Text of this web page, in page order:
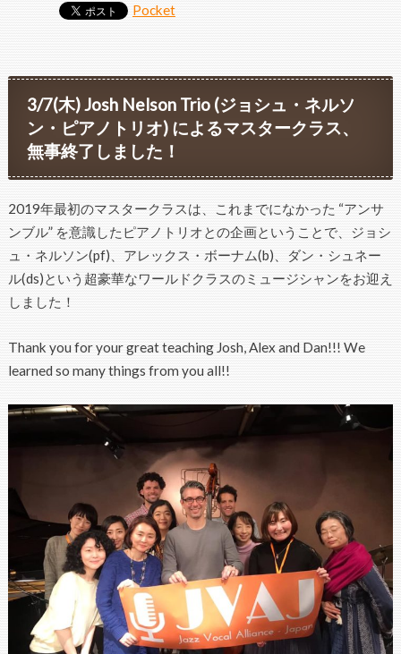
Pocket
3/7(木) Josh Nelson Trio (ジョシュ・ネルソ
ン・ピアノトリオ) によるマスタークラス、
無事終了しました！
2019年最初のマスタークラスは、これまでになかった “アンサ
ンブル” を意識したピアノトリオとの企画ということで、ジョシ
ュ・ネルソン(pf)、アレックス・ボーナム(b)、ダン・シュネー
ル(ds)という超豪華なワールドクラスのミュージシャンをお迎え
しました！
Thank you for your great teaching Josh, Alex and Dan!!! We
learned so many things from you all!!